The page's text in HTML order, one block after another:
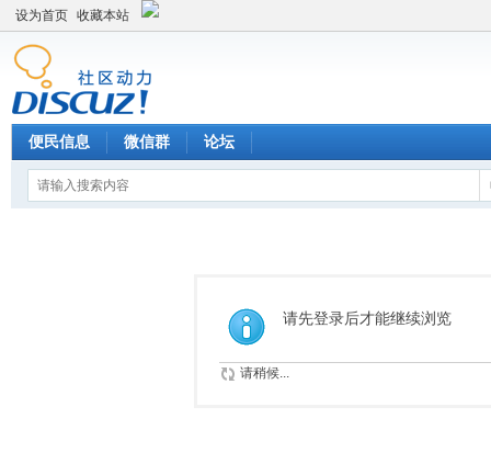
设为首页 收藏本站
便民信息 微信群 论坛
请先登录后才能继续浏览
请稍候...